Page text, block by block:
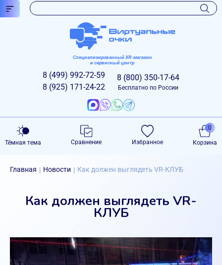
Специализированный XR-магазин
и сервисный центр
8 (499) 992-72-59
8 (925) 171-24-22
8 (800) 350-17-64
Бесплатно по России
Тёмная тема Сравнение Избранное Корзина
0
Главная | Новости | Как должен выглядеть VR-КЛУБ
Как должен выглядеть VR-
КЛУБ